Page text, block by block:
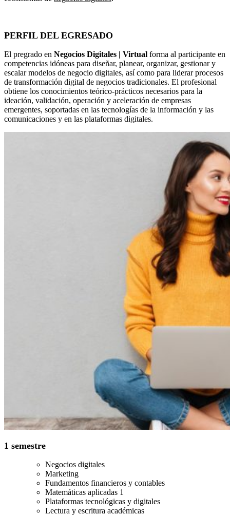
PERFIL DEL EGRESADO
El pregrado en Negocios Digitales | Virtual forma al participante en
competencias idóneas para diseñar, planear, organizar, gestionar y
escalar modelos de negocio digitales, así como para liderar procesos
de transformación digital de negocios tradicionales. El profesional
obtiene los conocimientos teórico-prácticos necesarios para la
ideación, validación, operación y aceleración de empresas
emergentes, soportadas en las tecnologías de la información y las
comunicaciones y en las plataformas digitales.
1 semestre
Negocios digitales
Marketing
Fundamentos financieros y contables
Matemáticas aplicadas 1
Plataformas tecnológicas y digitales
Lectura y escritura académicas